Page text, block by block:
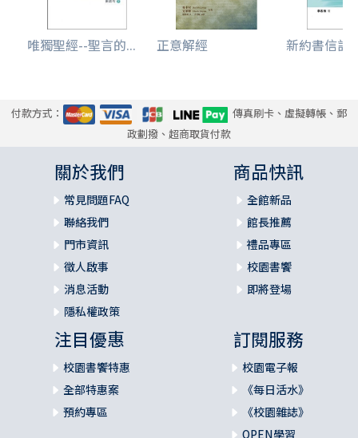
唯獨聖經--聖言的... 正意解經 新約書信詮
付款方式：
傳真刷卡、虛擬轉帳、郵
政劃撥、超商取貨付款
關於我們
常見問題FAQ
聯絡我們
門市資訊
徵人啟事
消息活動
隱私權政策
商品快訊
全館新品
館長推薦
禮品專區
校園書饗
即將登場
注目優惠
校園書饗特惠
全部特惠案
預約專區
訂閱服務
校園電子報
《每日活水》
《校園雜誌》
OPEN學習